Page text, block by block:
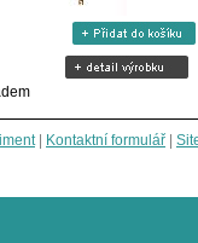
| Kontaktní formulář